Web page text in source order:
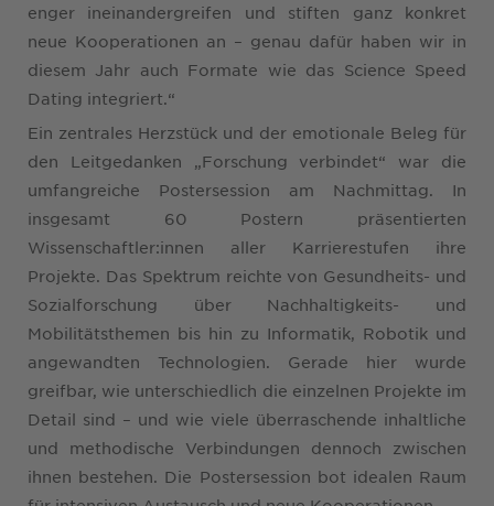
enger ineinandergreifen und stiften ganz konkret
neue Kooperationen an – genau dafür haben wir in
diesem Jahr auch Formate wie das Science Speed
Dating integriert.“
Ein zentrales Herzstück und der emotionale Beleg für
den Leitgedanken „Forschung verbindet“ war die
umfangreiche Postersession am Nachmittag. In
insgesamt 60 Postern präsentierten
Wissenschaftler:innen aller Karrierestufen ihre
Projekte. Das Spektrum reichte von Gesundheits- und
Sozialforschung über Nachhaltigkeits- und
Mobilitätsthemen bis hin zu Informatik, Robotik und
angewandten Technologien. Gerade hier wurde
greifbar, wie unterschiedlich die einzelnen Projekte im
Detail sind – und wie viele überraschende inhaltliche
und methodische Verbindungen dennoch zwischen
ihnen bestehen. Die Postersession bot idealen Raum